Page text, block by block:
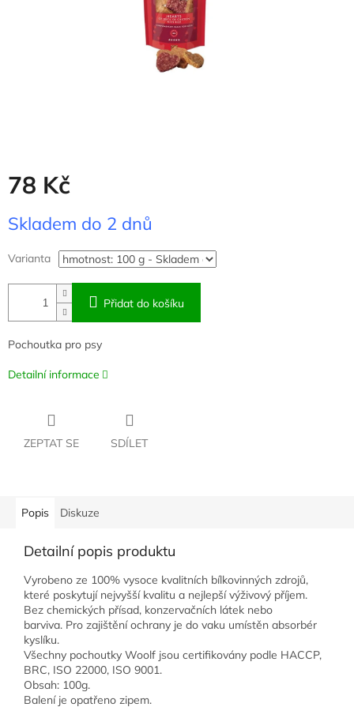
78 Kč
cena:
Skladem do 2 dnů
Varianta
Přidat do košíku
Pochoutka pro psy
Detailní informace
ZEPTAT SE SDÍLET
Popis Diskuze
Detailní popis produktu
Vyrobeno ze 100% vysoce kvalitních bílkovinných zdrojů,
které poskytují nejvyšší kvalitu a nejlepší výživový příjem.
Bez chemických přísad, konzervačních látek nebo
barviva. Pro zajištění ochrany je do vaku umístěn absorbér
kyslíku.
Všechny pochoutky Woolf jsou certifikovány podle HACCP,
BRC, ISO 22000, ISO 9001.
Obsah: 100g.
Balení je opatřeno zipem.